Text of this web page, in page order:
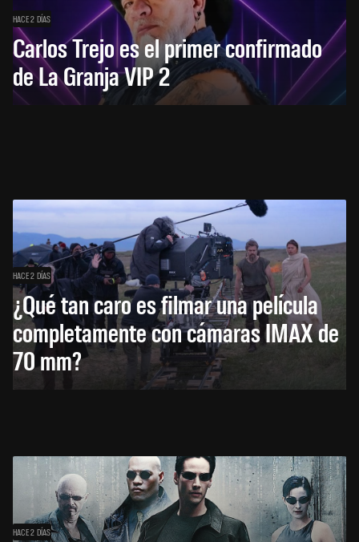
HACE 2 DÍAS
Carlos Trejo es el primer confirmado
de La Granja VIP 2
HACE 2 DÍAS
¿Qué tan caro es filmar una película
completamente con cámaras IMAX de
70 mm?
HACE 2 DÍAS